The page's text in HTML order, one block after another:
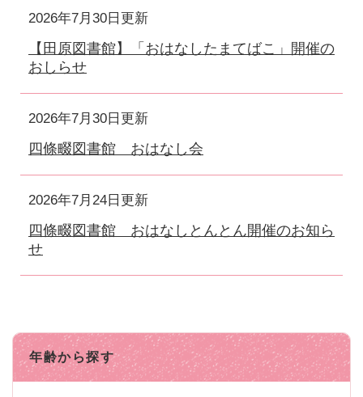
2026年7月30日更新
【田原図書館】「おはなしたまてばこ」開催の
おしらせ
2026年7月30日更新
四條畷図書館 おはなし会
2026年7月24日更新
四條畷図書館 おはなしとんとん開催のお知ら
せ
年齢から探す